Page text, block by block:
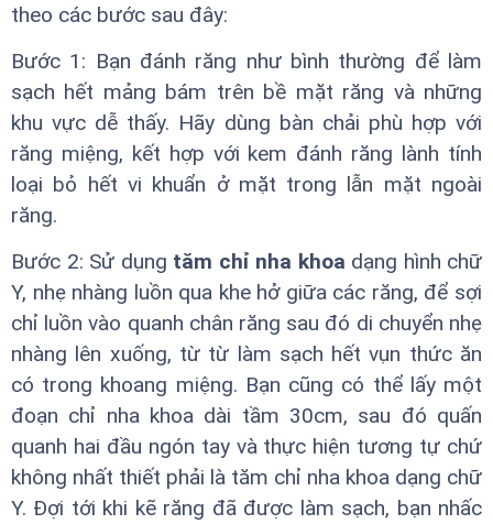
theo các bước sau đây:
Bước 1: Bạn đánh răng như bình thường để làm
sạch hết mảng bám trên bề mặt răng và những
khu vực dễ thấy. Hãy dùng bàn chải phù hợp với
răng miệng, kết hợp với kem đánh răng lành tính
loại bỏ hết vi khuẩn ở mặt trong lẫn mặt ngoài
răng.
Bước 2: Sử dụng tăm chỉ nha khoa dạng hình chữ
Y, nhẹ nhàng luồn qua khe hở giữa các răng, để sợi
chỉ luồn vào quanh chân răng sau đó di chuyển nhẹ
nhàng lên xuống, từ từ làm sạch hết vụn thức ăn
có trong khoang miệng. Bạn cũng có thể lấy một
đoạn chỉ nha khoa dài tầm 30cm, sau đó quấn
quanh hai đầu ngón tay và thực hiện tương tự chứ
không nhất thiết phải là tăm chỉ nha khoa dạng chữ
Y. Đợi tới khi kẽ răng đã được làm sạch, bạn nhấc